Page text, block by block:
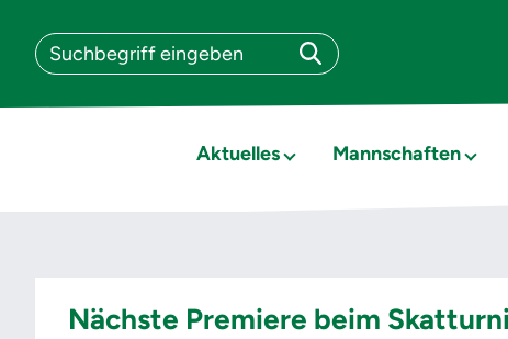
Aktuelles Mannschaften
Nächste Premiere beim